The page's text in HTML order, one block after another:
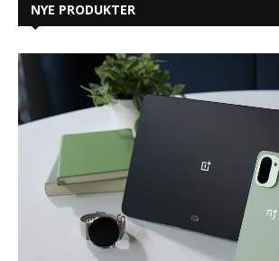
NYE PRODUKTER